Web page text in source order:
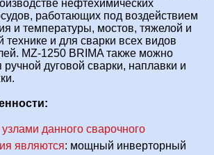
нефтехимических
работающих под воздействием
и температуры, мостов, тяжелой и
технике и для сварки всех видов
MZ-1250 BRIMA также можно
ручной дуговой сварки, наплавки и
ти:
данного сварочного
являются: мощный инверторный